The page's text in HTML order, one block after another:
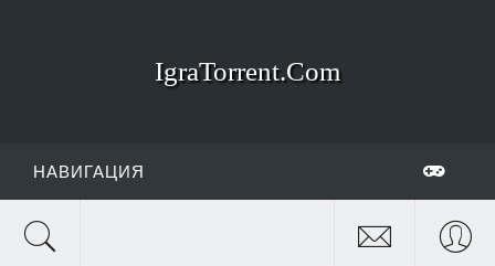
IgraTorrent.Com
НАВИГАЦИЯ